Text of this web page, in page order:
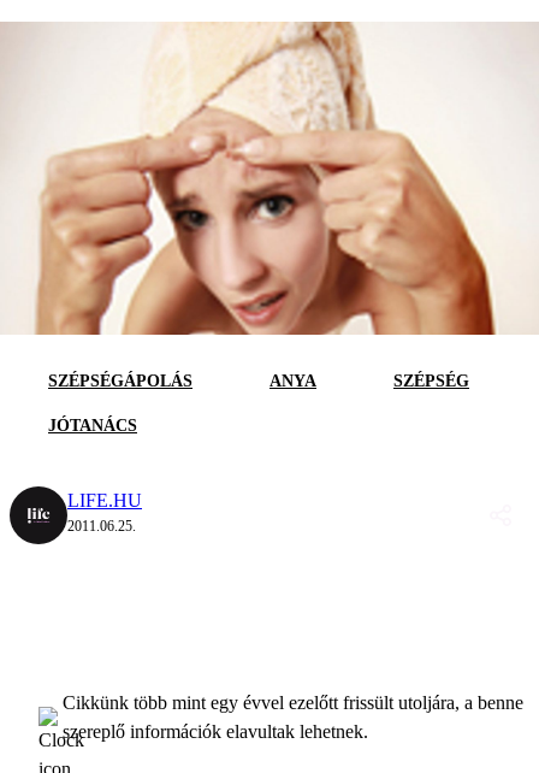
SZÉPSÉGÁPOLÁS ANYA SZÉPSÉG
JÓTANÁCS
LIFE.HU
2011.06.25.
Cikkünk több mint egy évvel ezelőtt frissült utoljára, a benne
szereplő információk elavultak lehetnek.